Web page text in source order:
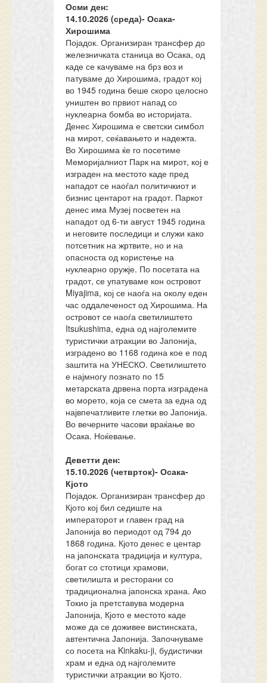
Осми ден:
14.10.2026 (среда)- Осака-
Хирошима
Појадок. Организиран трансфер до
железничката станица во Осака, од
каде се качуваме на брз воз и
патуваме до Хирошима, градот кој
во 1945 година беше скоро целосно
уништен во првиот напад со
нуклеарна бомба во историјата.
Денес Хирошима е светски симбол
на мирот, сеќавањето и надежта.
Во Хирошима ќе го посетиме
Меморијалниот Парк на мирот, кој е
изграден на местото каде пред
нападот се наоѓал политичкиот и
бизнис центарот на градот. Паркот
денес има Музеј посветен на
нападот од 6-ти август 1945 година
и неговите последици и служи како
потсетник на жртвите, но и на
опасноста од користење на
нуклеарно оружје. По посетата на
градот, се упатуваме кон островот
Miyajima, кој се наоѓа на околу еден
час оддалеченост од Хирошима. На
островот се наоѓа светилиштето
Itsukushima, една од најголемите
туристички атракции во Јапонија,
изградено во 1168 година кое е под
заштита на УНЕСКО. Светилиштето
е најмногу познато по 15
метарската дрвена порта изградена
во морето, која се смета за една од
највпечатливите глетки во Јапонија.
Во вечерните часови враќање во
Осака. Ноќевање.
Деветти ден:
15.10.2026 (четврток)- Осака-
Кјото
Појадок. Организиран трансфер до
Кјото кој бил седиште на
императорот и главен град на
Јапонија во периодот од 794 до
1868 година. Кјото денес е центар
на јапонската традиција и култура,
богат со стотици храмови,
светилишта и ресторани со
традиционална јапонска храна. Ако
Токио ја претставува модерна
Јапонија, Кјото е местото каде
може да се доживее вистинската,
автентична Јапонија. Започнуваме
со посета на Kinkaku-ji, будистички
храм и една од најголемите
туристички атракции во Кјото.